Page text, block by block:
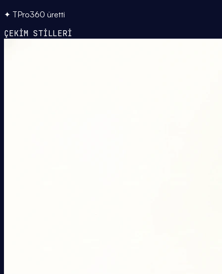
✦ TPro360 üretti
ÇEKİM STİLLERİ